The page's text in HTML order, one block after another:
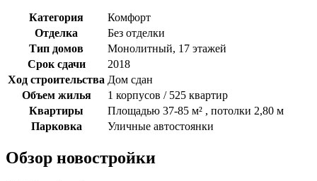
Категория
Комфорт
Отделка
Без отделки
Тип домов
Монолитный, 17 этажей
Срок сдачи
2018
Ход строительства Дом сдан
Объем жилья
1 корпусов / 525 квартир
Квартиры
Площадью 37-85 м² , потолки 2,80 м
Парковка
Уличные автостоянки
Обзор новостройки